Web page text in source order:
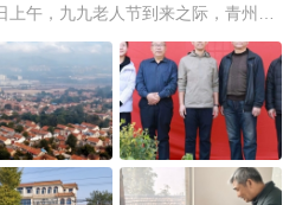
摄影：程希群 2025年10月28日上午，九九老人节到来之际，青州市公益摄影协会与青州市商务局一起组织了10多名公益摄影爱好者和其他志愿者， ...